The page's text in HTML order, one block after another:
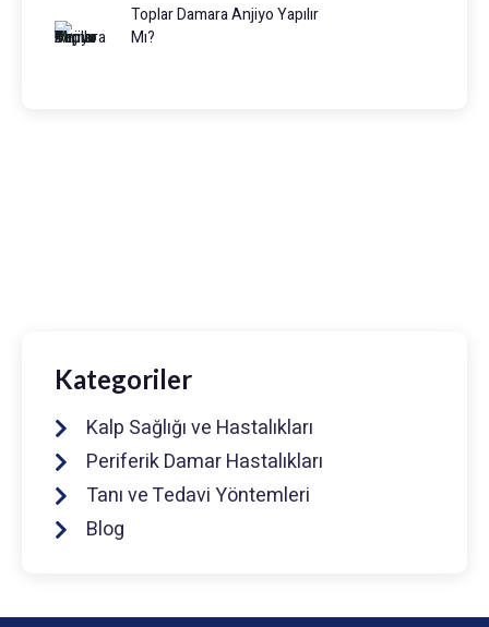
Toplar Damara Anjiyo Yapılır
Mı?
Kategoriler
Kalp Sağlığı ve Hastalıkları
Periferik Damar Hastalıkları
Tanı ve Tedavi Yöntemleri
Blog